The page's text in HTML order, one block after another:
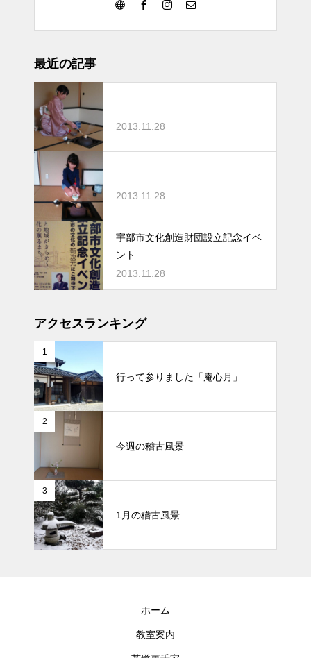
最近の記事
2013.11.28
2013.11.28
宇部市文化創造財団設立記念イベ
ント
2013.11.28
アクセスランキング
1
行って参りました「庵心月」
2
今週の稽古風景
3
1月の稽古風景
ホーム
教室案内